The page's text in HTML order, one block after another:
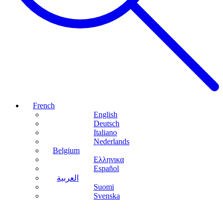
French
English
Deutsch
Italiano
Nederlands
Belgium
Ελληνικα
Español
العربية
Suomi
Svenska